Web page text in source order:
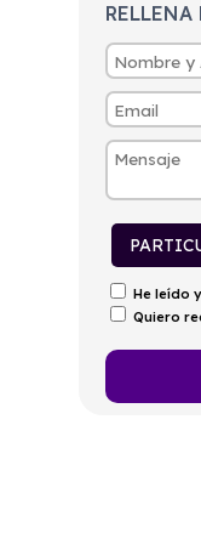
Consumo
1,1l/100km
RELLENA
He leído
Quiero